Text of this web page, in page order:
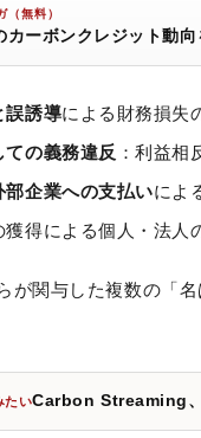
（無料）
カーボンクレジット動
誤誘導による財務損失
ての義務違反 ：利益相
部企業への支払いによ
獲得による個人・法人
が関与した複数の「
たいCarbon Streaming